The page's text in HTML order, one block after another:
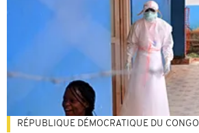
RÉPUBLIQUE DÉMOCRATIQUE DU CONGO